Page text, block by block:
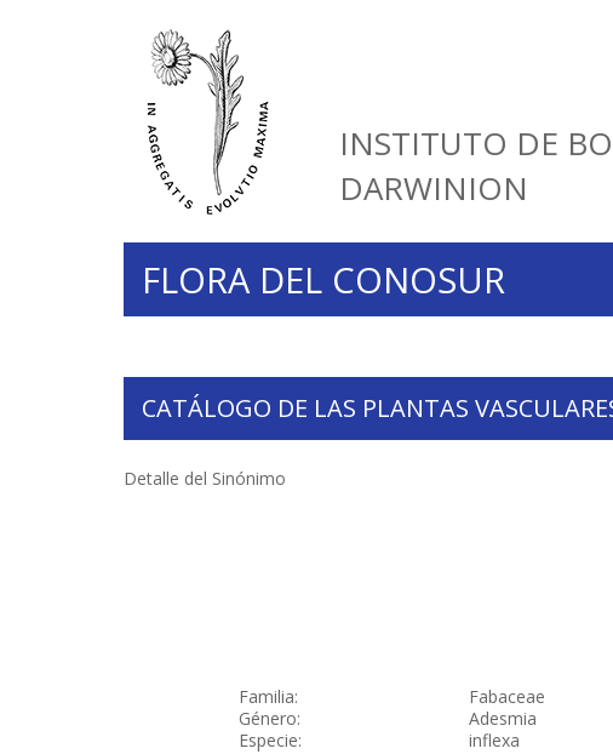
INSTITUTO DE
DARWINION
FLORA DEL CONOSUR
CATÁLOGO DE LAS PLANTAS
Detalle del Sinónimo
Familia:
Fabaceae
Género:
Adesmia
Especie:
inflexa